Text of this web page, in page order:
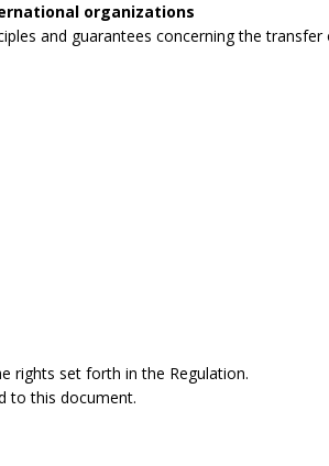
organizations
and guarantees concerning the
rights set forth in the Regulation.
to this document.